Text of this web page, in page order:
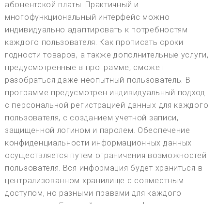
абонентской платы. Практичный и
многофункциональный интерфейс можно
индивидуально адаптировать к потребностям
каждого пользователя. Как прописать сроки
годности товаров, а также дополнительные услуги,
предусмотренные в программе, сможет
разобраться даже неопытный пользователь. В
программе предусмотрен индивидуальный подход
с персональной регистрацией данных для каждого
пользователя, с созданием учетной записи,
защищенной логином и паролем. Обеспечение
конфиденциальности информационных данных
осуществляется путем ограничения возможностей
пользователя. Вся информация будет храниться в
централизованном хранилище с совместным
доступом, но разными правами для каждого